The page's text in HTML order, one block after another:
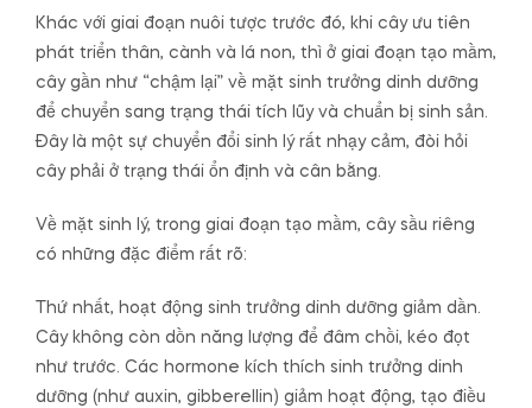
Khác với giai đoạn nuôi tược trước đó, khi cây ưu tiên
phát triển thân, cành và lá non, thì ở giai đoạn tạo mầm,
cây gần như “chậm lại” về mặt sinh trưởng dinh dưỡng
để chuyển sang trạng thái tích lũy và chuẩn bị sinh sản.
Đây là một sự chuyển đổi sinh lý rất nhạy cảm, đòi hỏi
cây phải ở trạng thái ổn định và cân bằng.
Về mặt sinh lý, trong giai đoạn tạo mầm, cây sầu riêng
có những đặc điểm rất rõ:
Thứ nhất, hoạt động sinh trưởng dinh dưỡng giảm dần.
Cây không còn dồn năng lượng để đâm chồi, kéo đọt
như trước. Các hormone kích thích sinh trưởng dinh
dưỡng (như auxin, gibberellin) giảm hoạt động, tạo điều